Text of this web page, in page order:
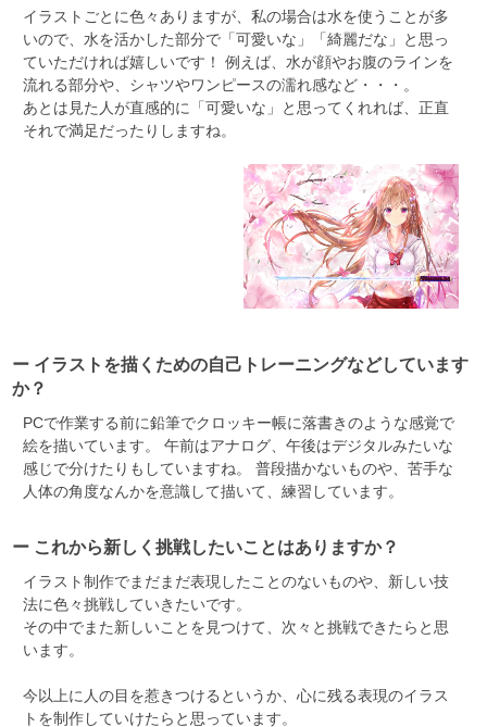
イラストごとに色々ありますが、私の場合は水を使うことが多
いので、水を活かした部分で「可愛いな」「綺麗だな」と思っ
ていただければ嬉しいです！ 例えば、水が顔やお腹のラインを
流れる部分や、シャツやワンピースの濡れ感など・・・。
あとは見た人が直感的に「可愛いな」と思ってくれれば、正直
それで満足だったりしますね。
ー イラストを描くための自己トレーニングなどしています
か？
PCで作業する前に鉛筆でクロッキー帳に落書きのような感覚で
絵を描いています。 午前はアナログ、午後はデジタルみたいな
感じで分けたりもしていますね。 普段描かないものや、苦手な
人体の角度なんかを意識して描いて、練習しています。
ー これから新しく挑戦したいことはありますか？
イラスト制作でまだまだ表現したことのないものや、新しい技
法に色々挑戦していきたいです。
その中でまた新しいことを見つけて、次々と挑戦できたらと思
います。
今以上に人の目を惹きつけるというか、心に残る表現のイラス
トを制作していけたらと思っています。